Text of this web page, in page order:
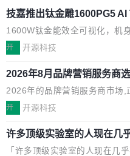
技嘉推出钛金雕1600PG5 AI
源：为发烧级主机与本地AI
舰供电方案
1600W钛金能效全可视化，机
继2026台北电脑展首度亮相后
电源专为发烧级DIY主机与本地
造，整机长度仅16厘米，提供
与80PLUS钛金能效；支持ATX
实时LCD监控屏，可充分满足当
的严苛使用需求。 澎湃功率，
开 开源科技
2026年8月品牌营销服务商
从流量思维到品牌资产思维
2026年的品牌营销服务商市场,
的价值重构。全球全案品牌代理
复合增长率达5.44%,预计2032
元。数字广告与公共关系相关
开 开源科技
许多顶级实验室的人现在几
了
「许多顶级实验室的人现在几